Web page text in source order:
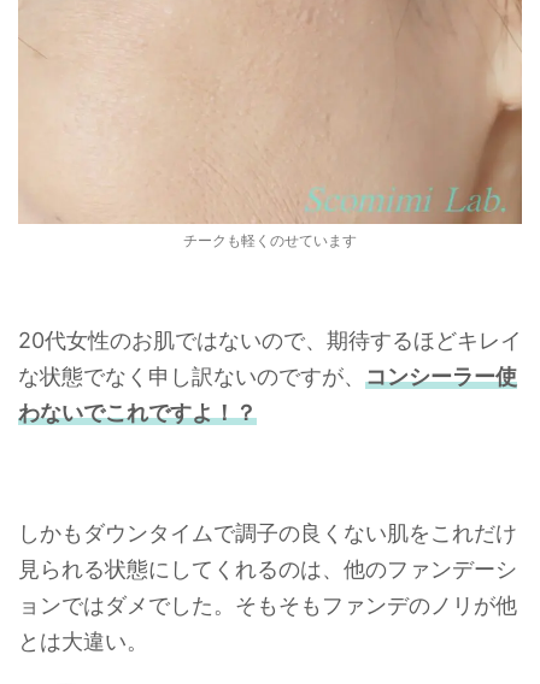
チークも軽くのせています
20代女性のお肌ではないので、期待するほどキレイ
な状態でなく申し訳ないのですが、 コンシーラー使
わないでこれですよ！？
しかもダウンタイムで調子の良くない肌をこれだけ
見られる状態にしてくれるのは、他のファンデーシ
ョンではダメでした。そもそもファンデのノリが他
とは大違い。